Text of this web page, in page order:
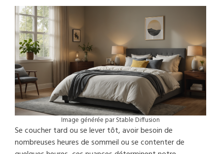
Image générée par Stable Diffusion
Se coucher tard ou se lever tôt, avoir besoin de
nombreuses heures de sommeil ou se contenter de